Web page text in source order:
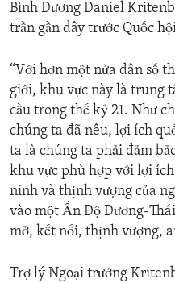
Bình Dương Daniel
trần gần đây trước Quốc
“Với hơn một nửa dân số
giới, khu vực này là trung
cầu trong thế kỷ 21. Như
chúng ta đã nêu, lợi ích
ta là chúng ta phải đảm
khu vực phù hợp với lợi
ninh và thịnh vượng của
vào một Ấn Độ Dương-
mở, kết nối, thịnh vượng,
Trợ lý Ngoại trưởng